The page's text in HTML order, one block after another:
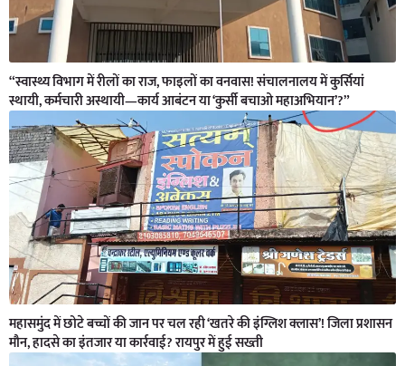
“स्वास्थ्य विभाग में रीलों का राज, फाइलों का वनवास! संचालनालय में कुर्सियां
स्थायी, कर्मचारी अस्थायी—कार्य आबंटन या ‘कुर्सी बचाओ महाअभियान’?”
महासमुंद में छोटे बच्चों की जान पर चल रही ‘खतरे की इंग्लिश क्लास’! जिला प्रशासन
मौन, हादसे का इंतजार या कार्रवाई? रायपुर में हुई सख्ती